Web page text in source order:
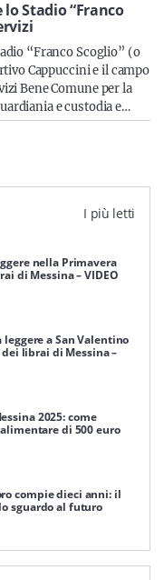
Stadio “Franco
“Franco Scoglio” (o
Cappuccini e il campo
Bene Comune per la
e custodia e…
I più letti
nella Primavera
di Messina – VIDEO
a San Valentino
librai di Messina –
2025: come
di 500 euro
compie dieci anni: il
sguardo al futuro